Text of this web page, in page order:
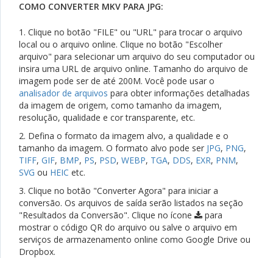
COMO CONVERTER MKV PARA JPG:
1. Clique no botão "FILE" ou "URL" para trocar o arquivo
local ou o arquivo online. Clique no botão "Escolher
arquivo" para selecionar um arquivo do seu computador ou
insira uma URL de arquivo online. Tamanho do arquivo de
imagem pode ser de até 200M. Você pode usar o
analisador de arquivos para obter informações detalhadas
da imagem de origem, como tamanho da imagem,
resolução, qualidade e cor transparente, etc.
2. Defina o formato da imagem alvo, a qualidade e o
tamanho da imagem. O formato alvo pode ser JPG, PNG,
TIFF, GIF, BMP, PS, PSD, WEBP, TGA, DDS, EXR, PNM,
SVG ou HEIC etc.
3. Clique no botão "Converter Agora" para iniciar a
conversão. Os arquivos de saída serão listados na seção
"Resultados da Conversão". Clique no ícone
para
mostrar o código QR do arquivo ou salve o arquivo em
serviços de armazenamento online como Google Drive ou
Dropbox.